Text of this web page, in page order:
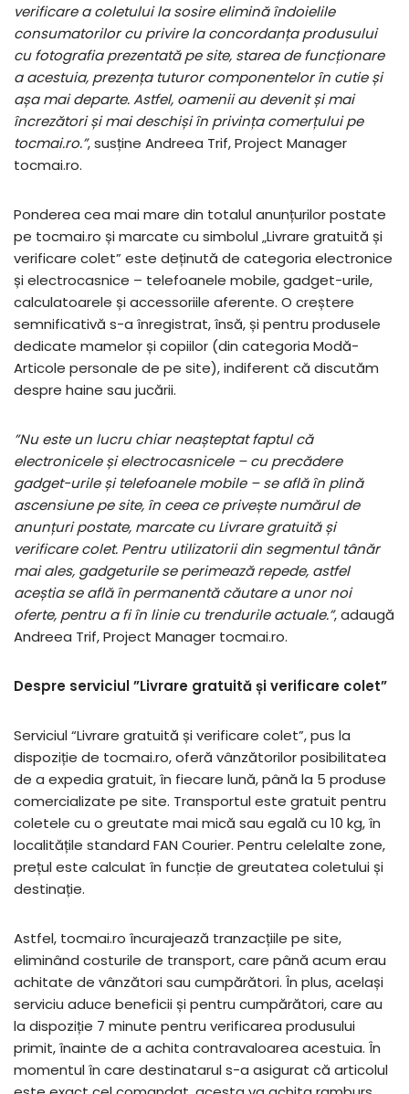
verificare a coletului la sosire elimină îndoielile
consumatorilor cu privire la concordanța produsului
cu fotografia prezentată pe site, starea de funcționare
a acestuia, prezența tuturor componentelor în cutie și
așa mai departe. Astfel, oamenii au devenit și mai
încrezători și mai deschiși în privința comerțului pe
tocmai.ro.”, susține Andreea Trif, Project Manager
tocmai.ro.
Ponderea cea mai mare din totalul anunțurilor postate
pe tocmai.ro și marcate cu simbolul „Livrare gratuită și
verificare colet” este deținută de categoria electronice
și electrocasnice – telefoanele mobile, gadget-urile,
calculatoarele și accessoriile aferente. O creștere
semnificativă s-a înregistrat, însă, și pentru produsele
dedicate mamelor și copiilor (din categoria Modă-
Articole personale de pe site), indiferent că discutăm
despre haine sau jucării.
”Nu este un lucru chiar neașteptat faptul că
electronicele și electrocasnicele – cu precădere
gadget-urile și telefoanele mobile – se află în plină
ascensiune pe site, în ceea ce privește numărul de
anunțuri postate, marcate cu Livrare gratuită și
verificare colet. Pentru utilizatorii din segmentul tânăr
mai ales, gadgeturile se perimează repede, astfel
aceștia se află în permanentă căutare a unor noi
oferte, pentru a fi în linie cu trendurile actuale.”, adaugă
Andreea Trif, Project Manager tocmai.ro.
Despre serviciul ”Livrare gratuită și verificare colet”
Serviciul “Livrare gratuită și verificare colet”, pus la
dispoziție de tocmai.ro, oferă vânzătorilor posibilitatea
de a expedia gratuit, în fiecare lună, până la 5 produse
comercializate pe site. Transportul este gratuit pentru
coletele cu o greutate mai mică sau egală cu 10 kg, în
localitățile standard FAN Courier. Pentru celelalte zone,
prețul este calculat în funcție de greutatea coletului și
destinație.
Astfel, tocmai.ro încurajează tranzacțiile pe site,
eliminând costurile de transport, care până acum erau
achitate de vânzători sau cumpărători. În plus, același
serviciu aduce beneficii și pentru cumpărători, care au
la dispoziție 7 minute pentru verificarea produsului
primit, înainte de a achita contravaloarea acestuia. În
momentul în care destinatarul s-a asigurat că articolul